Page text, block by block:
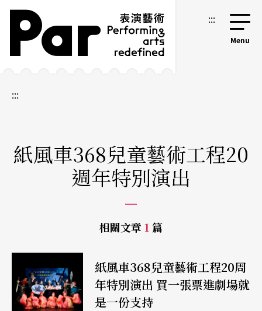
跳到主要內容區塊
網站導覽 :::
:::
紙風車368兒童藝術工程20
週年特別演出
相關文章 1 篇
紙風車368兒童藝術工程20周
年特別演出 買一張票進劇場就
是一份支持